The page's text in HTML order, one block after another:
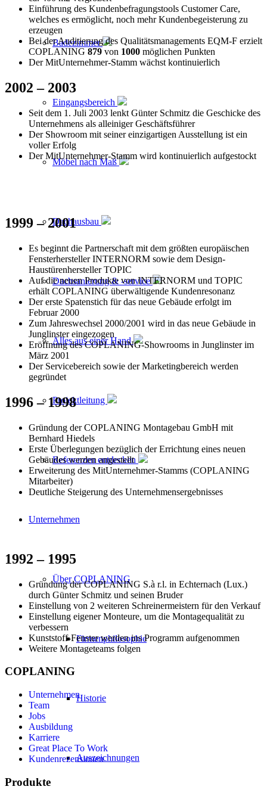
Badezimmer
Eingangsbereich
Möbel nach Maß
Dachausbau
Dachsanierung & -service
Alles aus einer Hand
Projektleitung
Referenzen entdecken
Unternehmen
Über COPLANING
Firmenphilosophie
Historie
Auszeichnungen
Einführung des Kundenbefragungstools Customer Care,
welches es ermöglicht, noch mehr Kundenbegeisterung zu
erzeugen
Bei der Auditierung des Qualitätsmanagements EQM-F erzielt
COPLANING 879 von 1000 möglichen Punkten
Der MitUnternehmer-Stamm wächst kontinuierlich
2002 – 2003
Seit dem 1. Juli 2003 lenkt Günter Schmitz die Geschicke des
Unternehmens als alleiniger Geschäftsführer
Der Showroom mit seiner einzigartigen Ausstellung ist ein
voller Erfolg
Der MitUnternehmer-Stamm wird kontinuierlich aufgestockt
1999 – 2001
Es beginnt die Partnerschaft mit dem größten europäischen
Fensterhersteller INTERNORM sowie dem Design-
Haustürenhersteller TOPIC
Auf die neuen Produkte von INTERNORM und TOPIC
erhält COPLANING überwältigende Kundenresonanz
Der erste Spatenstich für das neue Gebäude erfolgt im
Februar 2000
Zum Jahreswechsel 2000/2001 wird in das neue Gebäude in
Junglinster eingezogen
Eröffnung des COPLANING-Showrooms in Junglinster im
März 2001
Der Servicebereich sowie der Marketingbereich werden
gegründet
1996 – 1998
Gründung der COPLANING Montagebau GmbH mit
Bernhard Hiedels
Erste Überlegungen bezüglich der Errichtung eines neuen
Gebäudes werden angestellt
Erweiterung des MitUnternehmer-Stamms (COPLANING
Mitarbeiter)
Deutliche Steigerung des Unternehmensergebnisses
1992 – 1995
Gründung der COPLANING S.à r.l. in Echternach (Lux.)
durch Günter Schmitz und seinen Bruder
Einstellung von 2 weiteren Schreinermeistern für den Verkauf
Einstellung eigener Monteure, um die Montagequalität zu
verbessern
Kunststoff-Fenster werden ins Programm aufgenommen
Weitere Montageteams folgen
COPLANING
Unternehmen
Team
Jobs
Ausbildung
Karriere
Great Place To Work
Kundenrezensionen
Produkte